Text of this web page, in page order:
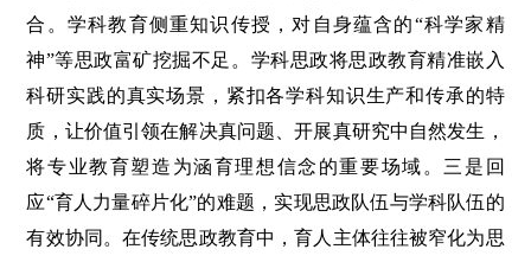
合。学科教育侧重知识传授，对自身蕴含的“科学家精
神”等思政富矿挖掘不足。学科思政将思政教育精准嵌入
科研实践的真实场景，紧扣各学科知识生产和传承的特
质，让价值引领在解决真问题、开展真研究中自然发生，
将专业教育塑造为涵育理想信念的重要场域。三是回
应“育人力量碎片化”的难题，实现思政队伍与学科队伍的
有效协同。在传统思政教育中，育人主体往往被窄化为思